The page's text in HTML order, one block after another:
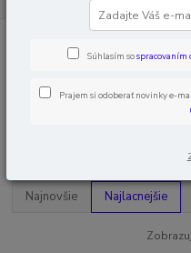
Držiaky na smartfóny a tablety
Držiaky na
Najnovšie Najlacnejšie
Súhlasím sospracovaním
Prajem si odoberať novinky e-